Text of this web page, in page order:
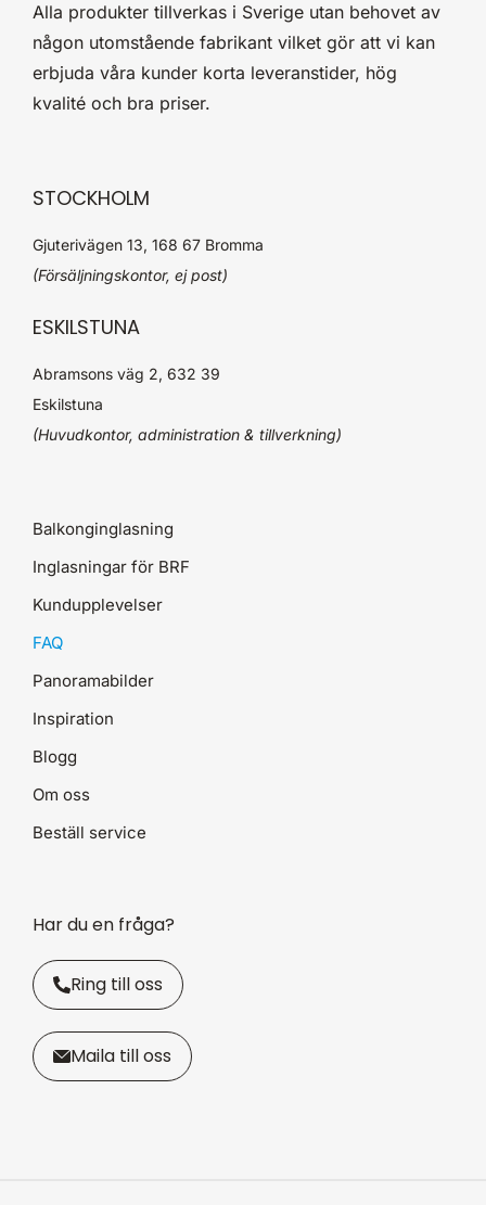
Alla produkter tillverkas i Sverige utan behovet av
någon utomstående fabrikant vilket gör att vi kan
erbjuda våra kunder korta leveranstider, hög
kvalité och bra priser.
STOCKHOLM
Gjuterivägen 13, 168 67 Bromma
(Försäljningskontor, ej post)
ESKILSTUNA
Abramsons väg 2, 632 39
Eskilstuna
(Huvudkontor, administration & tillverkning)
Balkonginglasning
Inglasningar för BRF
Kundupplevelser
FAQ
Panoramabilder
Inspiration
Blogg
Om oss
Beställ service
Har du en fråga?
Ring till oss
Maila till oss